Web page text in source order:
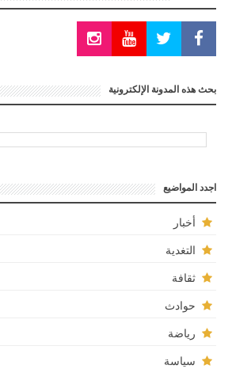
بحث هذه المدونة الإلكترونية
اجدد المواضيع
أخبار
التغدية
ثقافة
حوادث
رياضة
سياسة